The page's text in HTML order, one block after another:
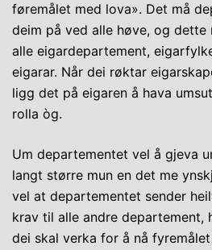
føremålet med lova». Det må
deim på ved alle høve, og
alle eigardepartement,
eigarar. Når dei røktar
ligg det på eigaren å hava
rolla òg.
Um departementet vel å gjeva
langt større mun en det me
vel at departementet sender
krav til alle andre departement,
dei skal verka for å nå